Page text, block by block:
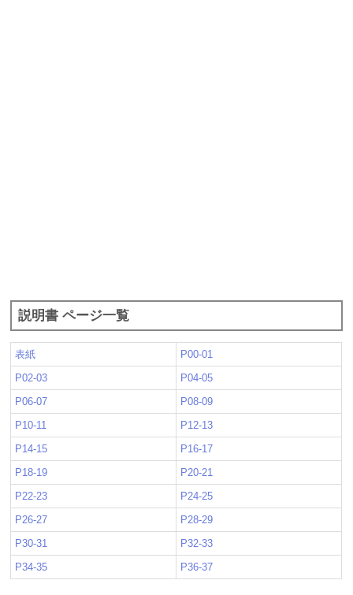
説明書 ページ一覧
表紙
P00-01
P02-03
P04-05
P06-07
P08-09
P10-11
P12-13
P14-15
P16-17
P18-19
P20-21
P22-23
P24-25
P26-27
P28-29
P30-31
P32-33
P34-35
P36-37